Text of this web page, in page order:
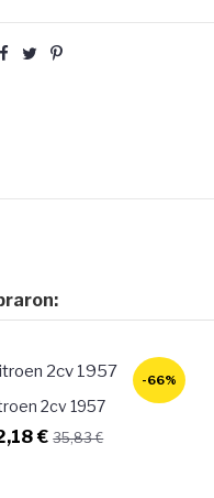
-66%
2cv 1957
€35,83 €